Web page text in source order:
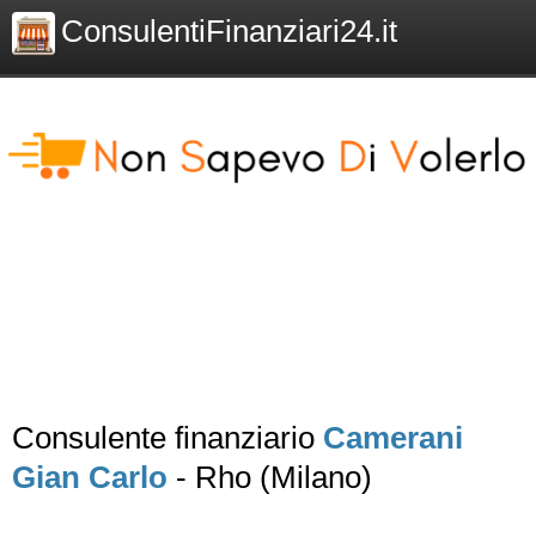
ConsulentiFinanziari24.it
Consulente finanziario Camerani
Gian Carlo - Rho (Milano)